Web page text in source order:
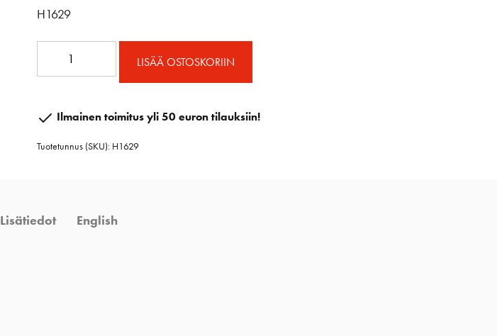
H1629
plokeilla
lukoilla
LISÄÄ OSTOSKORIIN
Ilmainen toimitus yli 50 euron tilauksiin!
Tuotetunnus (SKU): H1629
Lisätiedot English